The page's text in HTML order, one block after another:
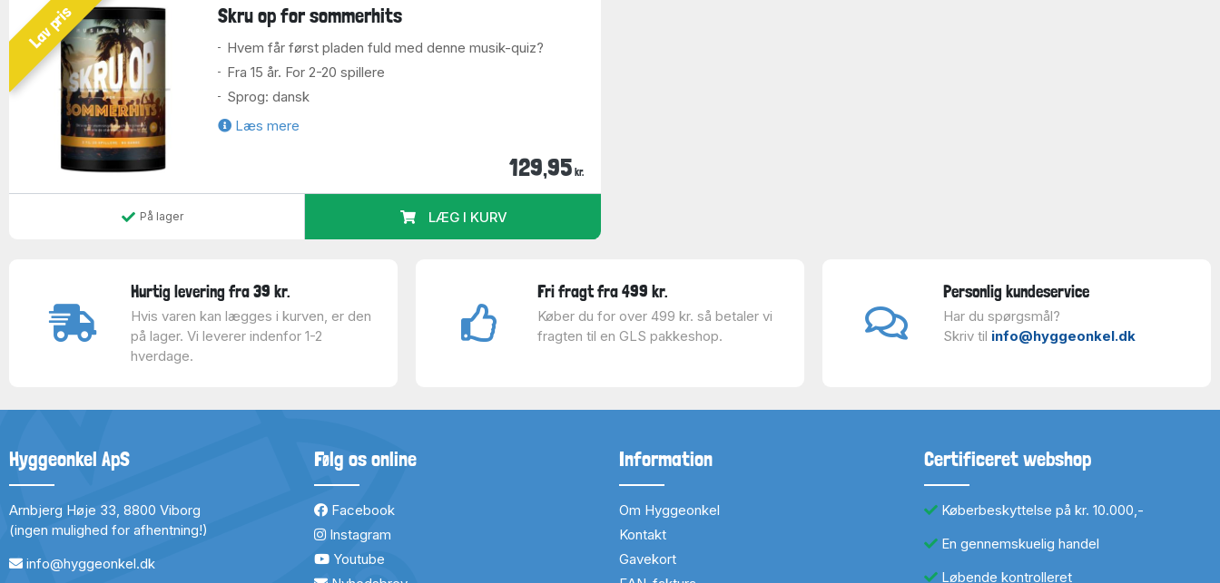
Lav pris Skru op for sommerhits
Hvem får først pladen fuld med denne musik-quiz?
Fra 15 år. For 2-20 spillere
Sprog: dansk
Læs mere
129,95 kr.
På lager LÆG I KURV
Hurtig levering fra 39 kr.
Hvis varen kan lægges i kurven, er den
på lager. Vi leverer indenfor 1-2
hverdage.
Fri fragt fra 499 kr.
Køber du for over 499 kr. så betaler vi
fragten til en GLS pakkeshop.
Personlig kundeservice
Har du spørgsmål?
Skriv til info@hyggeonkel.dk
Hyggeonkel ApS
Arnbjerg Høje 33, 8800 Viborg
(ingen mulighed for afhentning!)
info@hyggeonkel.dk
Følg os online
Facebook
Instagram
Youtube
Information
Om Hyggeonkel
Kontakt
Gavekort
Certificeret webshop
Køberbeskyttelse på kr. 10.000,-
En gennemskuelig handel
Løbende kontrolleret